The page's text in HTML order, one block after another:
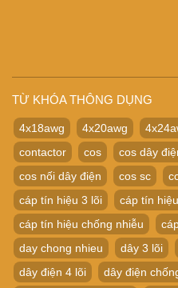
TỪ KHÓA THÔNG DỤNG
4x18awg 4x20awg
contactor
cos cos dây
cos nối dây điện
cos sc
cáp tín hiệu 3 lõi
cáp tín
cáp tín hiệu chống nhiễu
day chong nhieu
dây 3 lõi
dây điện 4 lõi
dây điện